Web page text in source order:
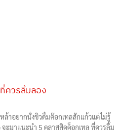
ควรลิ้มลอง
ล้าอยากนั่งชิวดื่มค๊อกเทลสักแก้วแต่ไม่รู้
จะมาแนะนำ 5 คลาสสิคค็อกเทล ที่ควรลิ้ม